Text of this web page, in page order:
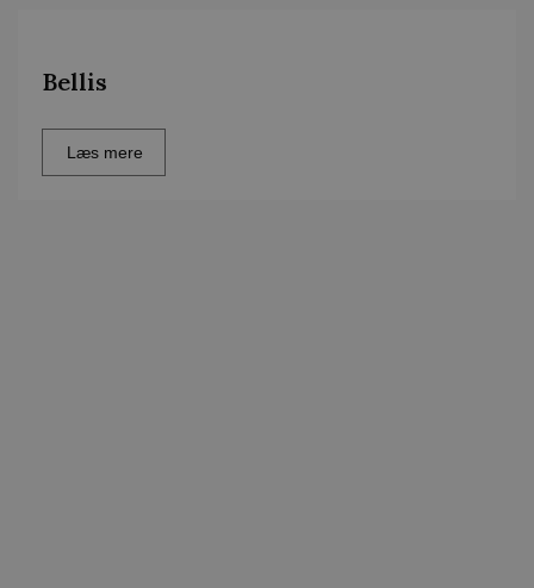
Bellis
Læs mere